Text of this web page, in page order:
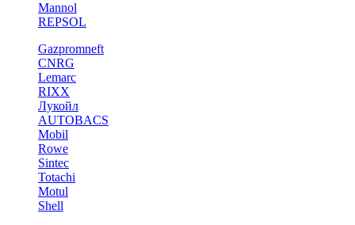
Mannol
REPSOL
Gazpromneft
CNRG
Lemarc
RIXX
Лукойл
AUTOBACS
Mobil
Rowe
Sintec
Totachi
Motul
Shell